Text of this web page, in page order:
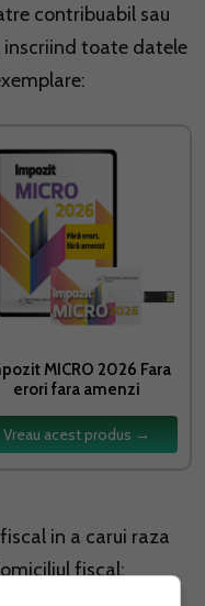
contribuabil sau
toate datele
MICRO 2026 Fara
erori fara amenzi
Vreau acest produs →
in a carui raza
fiscal;